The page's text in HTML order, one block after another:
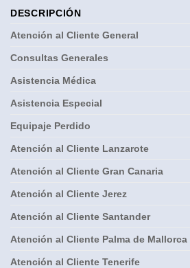
DESCRIPCIÓN
Atención al Cliente General
Consultas Generales
Asistencia Médica
Asistencia Especial
Equipaje Perdido
Atención al Cliente Lanzarote
Atención al Cliente Gran Canaria
Atención al Cliente Jerez
Atención al Cliente Santander
Atención al Cliente Palma de Mallorca
Atención al Cliente Tenerife